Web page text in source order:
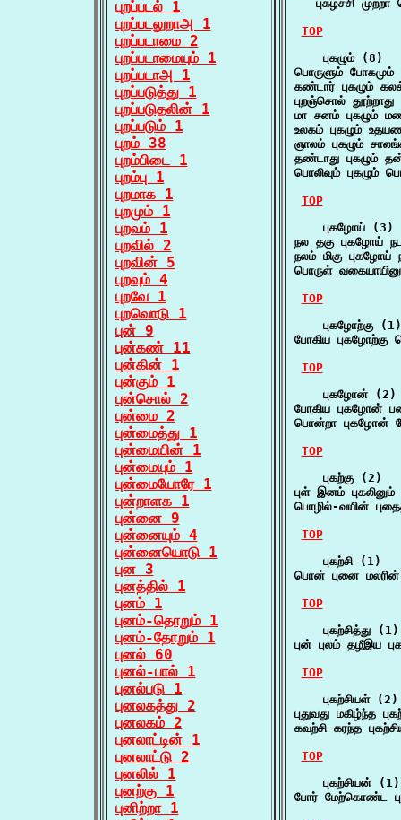
புறப்படல் 1
புறப்படலுறாஅ 1
புறப்படாமை 2
புறப்படாமையும் 1
புறப்படாஅ 1
புறப்படுத்து 1
புறப்படுதலின் 1
புறப்படும் 1
புறம் 38
புறம்பிடை 1
புறம்பு 1
புறமாக 1
புறமும் 1
புறவம் 1
புறவில் 2
புறவின் 5
புறவும் 4
புறவே 1
புறவொடு 1
புன் 9
புன்கண் 11
புன்கின் 1
புன்கும் 1
புன்சொல் 2
புன்மை 2
புன்மைத்து 1
புன்மையின் 1
புன்மையும் 1
புன்மையோரே 1
புன்றாளக 1
புன்னை 9
புன்னையும் 4
புன்னையொடு 1
புன 3
புனத்தில் 1
புனம் 1
புனம்-தொறும் 1
புனம்-தோறும் 1
புனல் 60
புனல்-பால் 1
புனல்படு 1
புனலகத்து 2
புனலகம் 2
புனலாட்டின் 1
புனலாட்டு 2
புனலில் 1
புனற்கு 1
புனிற்றா 1
புகழ்ச்சி
TOP
    புகழும் (8)
பொருளும்
கண்டார் புகழும்
புறஞ்சொல்
மா சனம் புகழும்
உலகம் புகழும்
ஞாலம் புகழும்
தண்டாது புகழும்
பொலிவும் புகழும்
TOP
    புகழோய் (3)
நல தகு புகழோய்
நலம் மிகு
பொருள்
TOP
    புகழோற்கு (1)
போகிய
TOP
    புகழோன் (2)
போகிய புகழோன்
பொன்றா புகழோன்
TOP
    புகற்கு (2)
புள் இனம்
பொழில்-வயின்
TOP
    புகற்சி (1)
பொன் புனை
TOP
    புகற்சித்து (1)
புன் புலம் தழீஇய
TOP
    புகற்சியள் (2)
புதுவது மகிழ்ந்த
கவற்சி கரந்த
TOP
    புகற்சியன் (1)
போர் மேற்கொண்ட